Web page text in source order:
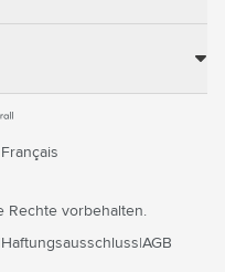
Français
vorbehalten.
Haftungsausschluss AGB